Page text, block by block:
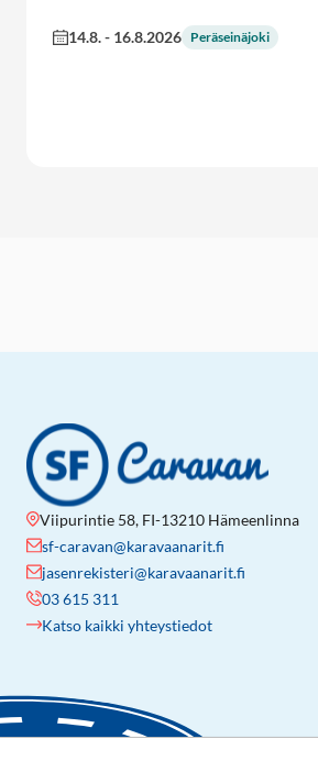
14.8.- 16.8.2026 Peräseinäjoki
Viipurintie 58, FI-13210 Hämeenlinna
sf-caravan@karavaanarit.fi
jasenrekisteri@karavaanarit.fi
03 615 311
Katso kaikki yhteystiedot